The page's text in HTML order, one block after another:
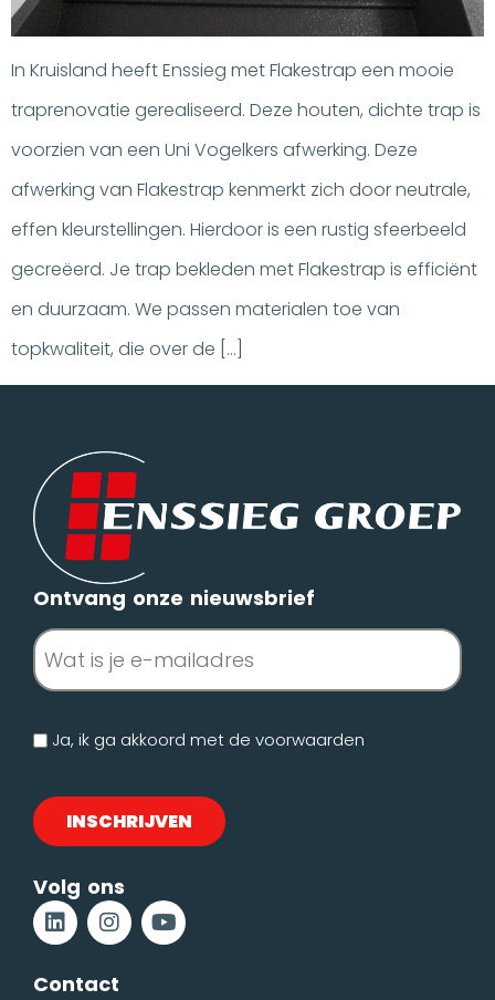
In Kruisland heeft Enssieg met Flakestrap een mooie
traprenovatie gerealiseerd. Deze houten, dichte trap is
voorzien van een Uni Vogelkers afwerking. Deze
afwerking van Flakestrap kenmerkt zich door neutrale,
effen kleurstellingen. Hierdoor is een rustig sfeerbeeld
gecreëerd. Je trap bekleden met Flakestrap is efficiënt
en duurzaam. We passen materialen toe van
topkwaliteit, die over de […]
Ontvang onze nieuwsbrief
E-
mailadres
(Vereist)
Geen
Ja, ik ga akkoord met de voorwaarden
Volg ons
Contact